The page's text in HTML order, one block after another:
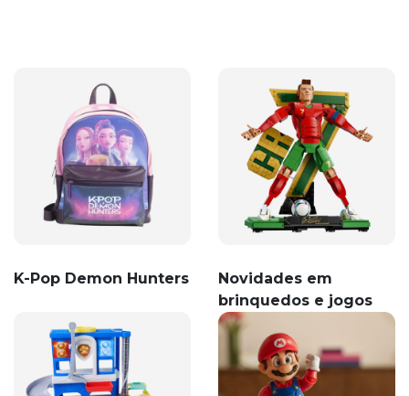
K-Pop Demon Hunters
Novidades em
brinquedos e jogos